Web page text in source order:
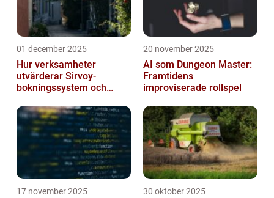
01 december 2025
Hur verksamheter
utvärderar Sirvoy-
bokningssystem och
20 november 2025
AI som Dungeon Master:
Framtidens
improviserade rollspel
17 november 2025 30 oktober 2025